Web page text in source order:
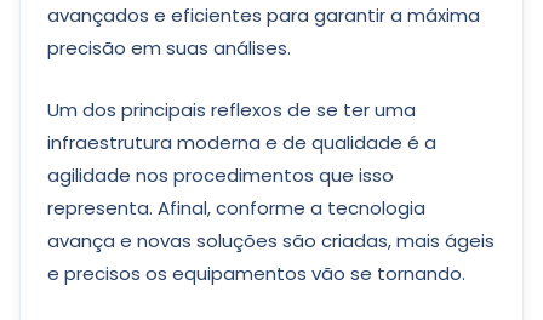
avançados e eficientes para garantir a máxima
precisão em suas análises.
Um dos principais reflexos de se ter uma
infraestrutura moderna e de qualidade é a
agilidade nos procedimentos que isso
representa. Afinal, conforme a tecnologia
avança e novas soluções são criadas, mais ágeis
e precisos os equipamentos vão se tornando.